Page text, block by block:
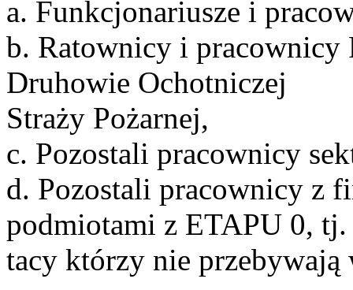
a. Funkcjonariusze i
b. Ratownicy i pracownicy
Druhowie Ochotniczej
Straży Pożarnej,
c. Pozostali pracownicy
d. Pozostali pracownicy z
podmiotami z ETAPU 0, tj.
tacy którzy nie